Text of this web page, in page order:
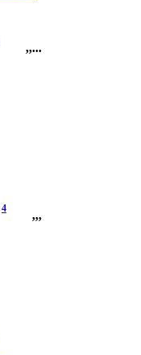
...
,
,
,
,
,
4